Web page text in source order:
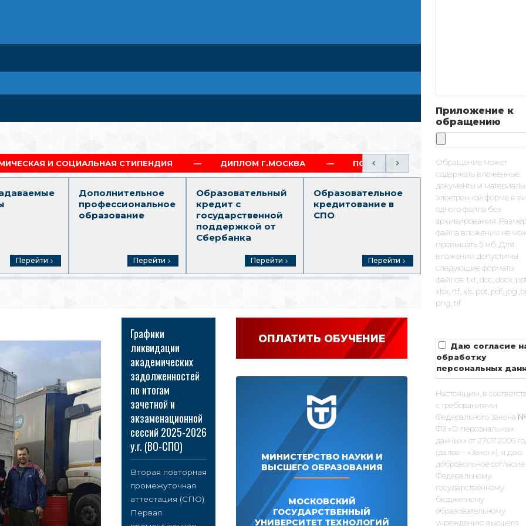
СТИПЕНДИЯ ДИПЛОМ Г.МОСКВА ПОЛНЫЙ ОБРАЗОВАТЕЛЬНЫЙ ТРЕК (СПО-ВО)
Перейти
Дополнительное
профессиональное
образование
Перейти
Образовательный
кредит с
государственной
поддержкой от
Сбербанка
Перейти
Образовательное
кредитование в
СПО
Перейти
Среднее
образование
Перейти
ОПЛАТИТЬ ОБУЧЕНИЕ
МИНИСТЕРСТВО НАУКИ И
ВЫСШЕГО ОБРАЗОВАНИЯ
МОСКОВСКИЙ
ГОСУДАРСТВЕННЫЙ
УНИВЕРСИТЕТ ТЕХНОЛОГИЙ
Графики
ликвидации
академических
задолженностей
по итогам
зачетной и
экзаменационной
сессий 2025-2026
у.г. (ВО-СПО)
Вторая повторная
промежуточная
аттестация (СПО)
Первая
Приложение к
обращению
Обращение может
содержать вложенные
документы и
электронной форме в
одного файла без
архивирования.
файла вложения не
превышать 5 мб. Для
вложений допустимы
следующие форматы
файлов: txt, doc, docx,
xlsx, rtf, xls, ppt, pdf, jpg
png, tif
Даю согласие
обработку
персональных
Настоящим, в
с требованиями
Федерального Закона
ФЗ «О персональных
данных» от 27.07.2006
(далее – «Закон»), я даю
добровольное согласие
Федеральному
государственному
бюджетному
образовательному
учреждению высшего